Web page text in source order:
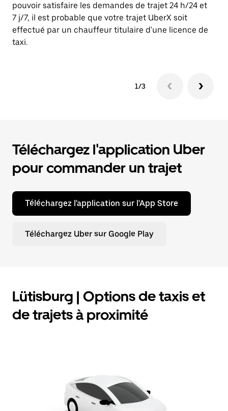
pouvoir satisfaire les demandes de trajet 24 h/24 et
7 j/7, il est probable que votre trajet UberX soit
effectué par un chauffeur titulaire d'une licence de
taxi.
1/3
Téléchargez l'application Uber
pour commander un trajet
Téléchargez l'application sur l'App Store
Téléchargez Uber sur Google Play
Lütisburg | Options de taxis et
de trajets à proximité